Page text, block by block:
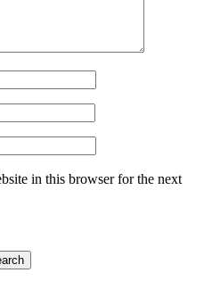
in this browser for the next